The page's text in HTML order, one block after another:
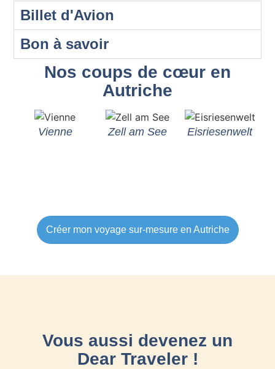
Billet d'Avion
Bon à savoir
Nos coups de cœur en
Autriche
Vienne Zell am See
Eisriesenwelt
Créer mon voyage sur-mesure en Autriche
Vous aussi devenez un
Dear Traveler !